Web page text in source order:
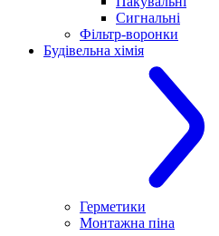
Сигнальні
Фільтр-воронки
Будівельна хімія
Герметики
Монтажна піна